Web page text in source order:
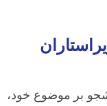
بر موضوع خود،